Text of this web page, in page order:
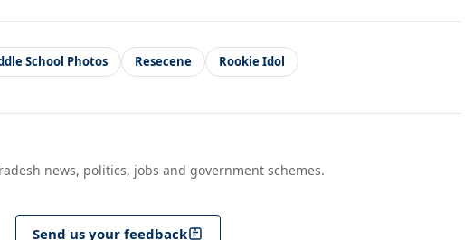
School Photos Resecene Rookie Idol
news, politics, jobs and government schemes.
Send us your feedback